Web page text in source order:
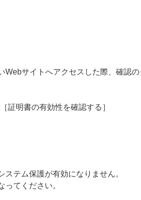
サイトへアクセスした際、確認
明書の有効性を確認する］
テム保護が有効になりません。
てください。